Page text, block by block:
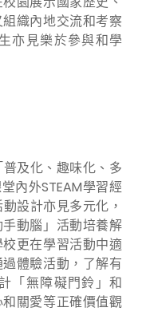
織內地交流和考察
亦見樂於參與和學
及化、趣味化、多
內外STEAM學習經
設計亦見多元化，
動腦」活動培養解
更在學習活動中適
體驗活動，了解有
「無障礙門鈴」和
和關愛等正確價值觀